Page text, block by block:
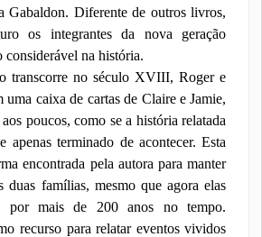
Gabaldon. Diferente de outros livros,
os integrantes da nova geração
considerável na história.
transcorre no século XVIII, Roger e
uma caixa de cartas de Claire e Jamie,
poucos, como se a história relatada
apenas terminado de acontecer. Esta
encontrada pela autora para manter
duas famílias, mesmo que agora elas
por mais de 200 anos no tempo.
recurso para relatar eventos vividos